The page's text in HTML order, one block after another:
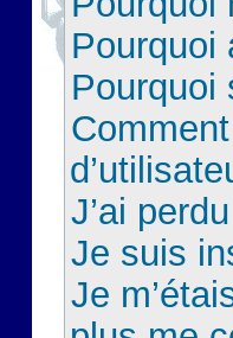
Pourquoi
Pourquoi
J’ai
Je suis
Je